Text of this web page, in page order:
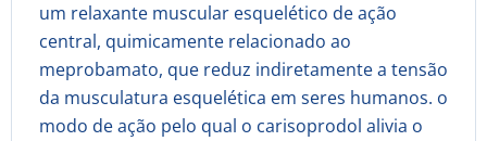
um relaxante muscular esquelético de ação
central, quimicamente relacionado ao
meprobamato, que reduz indiretamente a tensão
da musculatura esquelética em seres humanos. o
modo de ação pelo qual o carisoprodol alivia o